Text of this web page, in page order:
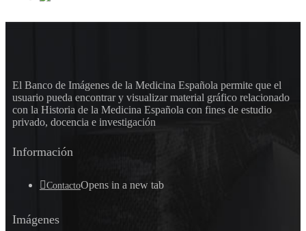
El Banco de Imágenes de la Medicina Española permite que el
usuario pueda encontrar y visualizar material gráfico relacionado
con la Historia de la Medicina Española con fines de estudio
privado, docencia e investigación
Información
ContactoOpens in a new tab
Imágenes